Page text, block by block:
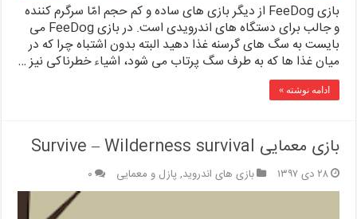
بازی FeeDog از دیگر بازی های ساده و کم حجم امّا سرگرم کننده
و جالب برای دستگاه های اندرویدی است. در بازی FeeDog می
بایست به سگ های گرسنه غذا دهید البته بدون اشتباه چرا که در
میان غذا ها که به طرف سگ پرتاب می شود، اشیاء خطرناکی نیز …
ادامه نوشته »
بازی معمایی Survive – Wilderness survival
۲۸ دی ۱۳۹۷ بازی های اندروید, پازل و معمایی ۰